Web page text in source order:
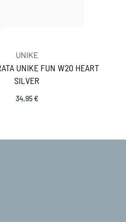
UNIKE
UNIKE FUN W20 HEART
SILVER
34,95€
CONTACTO